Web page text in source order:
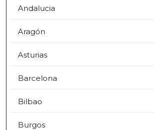
Andalucia
Aragón
Asturias
Barcelona
Bilbao
Burgos